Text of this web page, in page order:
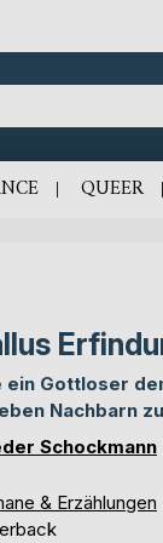
QUEER
ein Gottloser
Nachbarn
Schockmann
& Erzählungen